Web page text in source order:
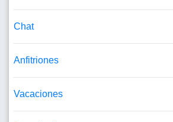
Chat
Anfitriones
Vacaciones